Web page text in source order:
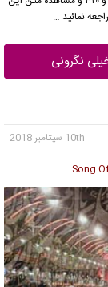
نمائید …
نگرونی
10th سپتامبر 2018
Song